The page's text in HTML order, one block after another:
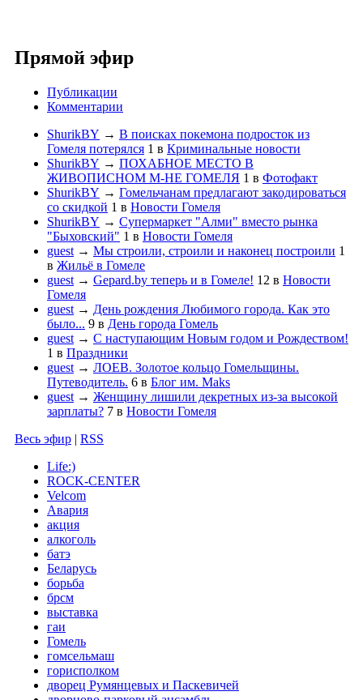
Прямой эфир
Публикации
Комментарии
ShurikBY → В поисках покемона подросток из
Гомеля потерялся 1 в Криминальные новости
ShurikBY → ПОХАБНОЕ МЕСТО В
ЖИВОПИСНОМ М-НЕ ГОМЕЛЯ 1 в Фотофакт
ShurikBY → Гомельчанам предлагают закодироваться
со скидкой 1 в Новости Гомеля
ShurikBY → Супермаркет "Алми" вместо рынка
"Быховский" 1 в Новости Гомеля
guest → Мы строили, строили и наконец построили 1
в Жильё в Гомеле
guest → Gepard.by теперь и в Гомеле! 12 в Новости
Гомеля
guest → День рождения Любимого города. Как это
было... 9 в День города Гомель
guest → С наступающим Новым годом и Рождеством!
1 в Праздники
guest → ЛОЕВ. Золотое кольцо Гомельщины.
Путеводитель. 6 в Блог им. Maks
guest → Женщину лишили декретных из-за высокой
зарплаты? 7 в Новости Гомеля
Весь эфир | RSS
Life:)
ROCK-CENTER
Velcom
Авария
акция
алкоголь
батэ
Беларусь
борьба
брсм
выставка
гаи
Гомель
гомсельмаш
горисполком
дворец Румянцевых и Паскевичей